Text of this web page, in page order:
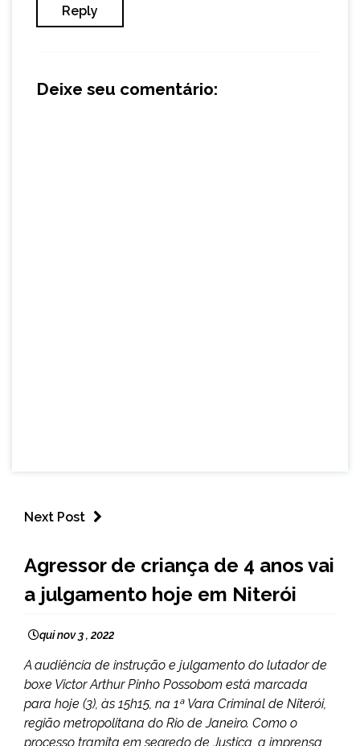
Reply
Deixe seu comentário:
Next Post
NOTÍCIAS
Agressor de criança de 4 anos vai
a julgamento hoje em Niterói
qui nov 3 , 2022
A audiência de instrução e julgamento do lutador de
boxe Victor Arthur Pinho Possobom está marcada
para hoje (3), às 15h15, na 1ª Vara Criminal de Niterói,
região metropolitana do Rio de Janeiro. Como o
processo tramita em segredo de Justiça, a imprensa